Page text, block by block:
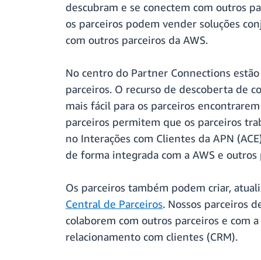
descubram e se conectem com outros
os parceiros podem vender soluções
com outros parceiros da AWS.
No centro do Partner Connections
parceiros. O recurso de descoberta de
mais fácil para os parceiros
parceiros permitem que os parceiros
no Interações com Clientes da APN
de forma integrada com a AWS e
Os parceiros também podem criar,
Central de Parceiros. Nossos parceiros
colaborem com outros parceiros e com
relacionamento com clientes (CRM).